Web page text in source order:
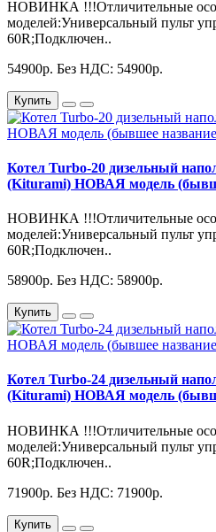
НОВИНКА !!!Отличительные
моделей:Универсальный пульт
60R;Подключен..
54900р. Без НДС: 54900р.
Купить
Котел Turbo-20 дизельный
(Kiturami) НОВАЯ модель
НОВИНКА !!!Отличительные
моделей:Универсальный пульт
60R;Подключен..
58900р. Без НДС: 58900р.
Купить
Котел Turbo-24 дизельный
(Kiturami) НОВАЯ модель
НОВИНКА !!!Отличительные
моделей:Универсальный пульт
60R;Подключен..
71900р. Без НДС: 71900р.
Купить